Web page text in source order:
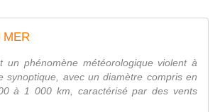
MER
un phénomène météorologique violent à
synoptique, avec un diamètre compris en
à 1 000 km, caractérisé par des vents